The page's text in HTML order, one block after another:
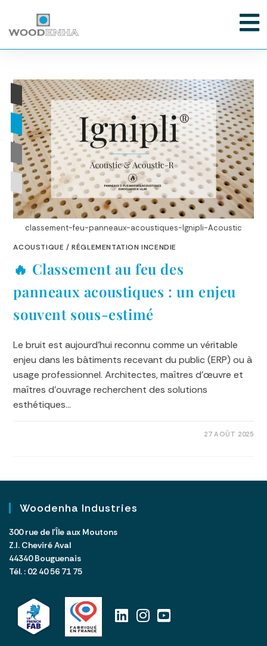
classement-feu-panneaux-acoustiques-Ignipli-Acoustic
ACOUSTIQUE /RÉGLEMENTATION INCENDIE
🔥 Classement au feu des
panneaux acoustiques : un enjeu
souvent sous-estimé
Le bruit est aujourd’hui reconnu comme un véritable
enjeu dans les bâtiments recevant du public (ERP) ou à
usage professionnel. Architectes, maîtres d’œuvre et
maîtres d’ouvrage recherchent des solutions
esthétiques…
27 AOÛT 2025
Woodenha Industries
300 rue de l’Île aux Moutons
Z.I. Cheviré Aval
44340 Bouguenais
Tél. : 02 40 56 71 75